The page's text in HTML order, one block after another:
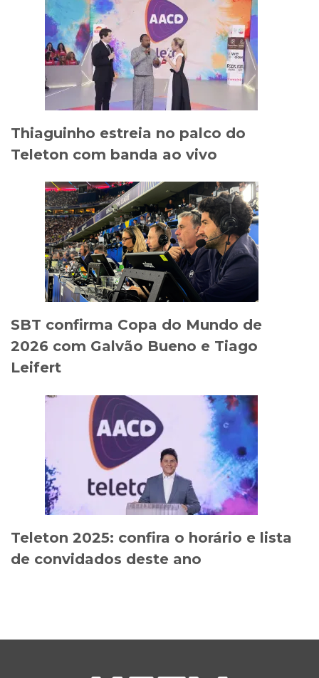
Thiaguinho estreia no palco do
Teleton com banda ao vivo
SBT confirma Copa do Mundo de
2026 com Galvão Bueno e Tiago
Leifert
Teleton 2025: confira o horário e lista
de convidados deste ano